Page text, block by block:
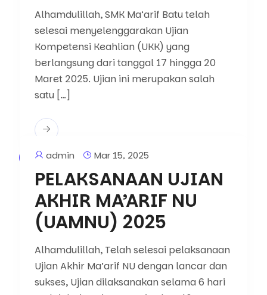
Alhamdulillah, SMK Ma’arif Batu telah
selesai menyelenggarakan Ujian
Kompetensi Keahlian (UKK) yang
berlangsung dari tanggal 17 hingga 20
Maret 2025. Ujian ini merupakan salah
satu […]
Beritaadmin Mar 15, 2025
PELAKSANAAN UJIAN
AKHIR MA’ARIF NU
(UAMNU) 2025
Alhamdulillah, Telah selesai pelaksanaan
Ujian Akhir Ma’arif NU dengan lancar dan
sukses, Ujian dilaksanakan selama 6 hari